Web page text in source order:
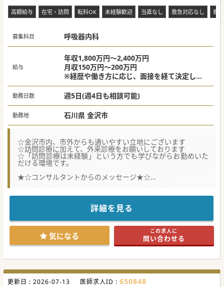
高額給与 在宅・訪問 転科OK 未経験歓迎 当直なし 救急対応なし 複
募集科目 呼吸器内科
給与
年収1,800万円～2,400万円
月収150万円～200万円
※経歴や働き方に応じ、面接を経て決定しま
す。
勤務日数 週5日(週4日も相談可能)
勤務地 石川県 金沢市
☆金沢市内、市外からも通いやすい立地にございます
☆訪問診療に加えて、外来診療をお願いしております
☆「訪問診療は未経験」という方でも学びながらお勤めいた
だける環境です。
★☆コンサルタントからのメッセージ★☆
往診件数によるインセンティブの支給や、入職後の昇給もあ
高年収をご希望の先生にオススメの求人です。
オンコールは非常勤医師も複数名対応しております。
ご興味ございましたらお気軽にお問い合わせください。
詳細を見る
気になる この求人に
問い合わせる
更新日 : 2026-07-13 医師求人ID : 650848